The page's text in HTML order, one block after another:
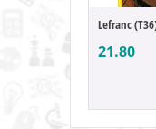
Lefranc
21.80